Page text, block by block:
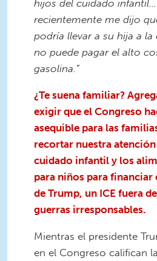
hijos del cuidado
recientemente me dijo
podría llevar a su hija a la
no puede pagar el alto
gasolina.”
¿Te suena familiar?
exigir que el Congreso
asequible para las
recortar nuestra
cuidado infantil y los
para niños para financiar
de Trump, un ICE fuera
guerras irresponsables.
Mientras el presidente
en el Congreso califican